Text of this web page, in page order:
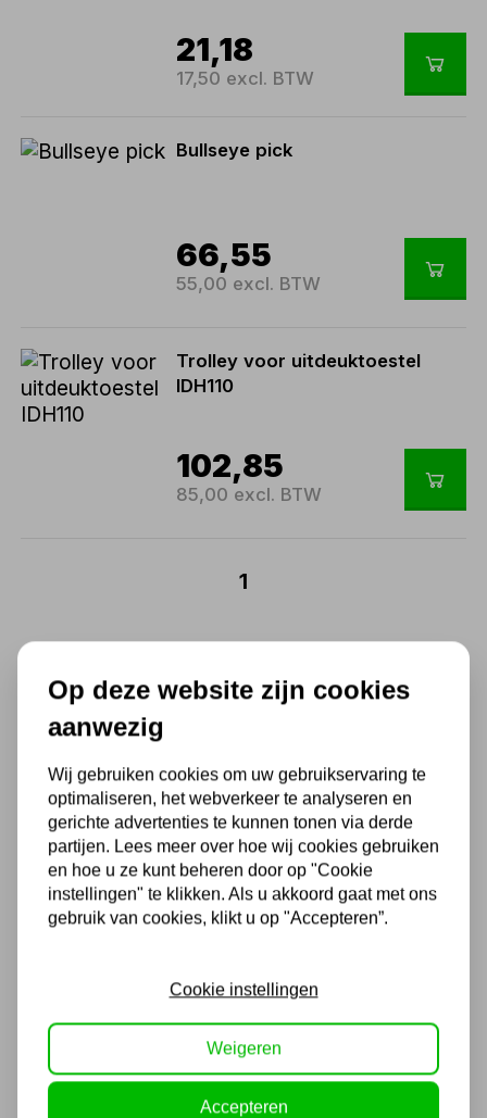
21,18
17,50 excl. BTW
Bullseye pick
66,55
55,00 excl. BTW
Trolley voor uitdeuktoestel
IDH110
102,85
85,00 excl. BTW
1
Kracht en precisie met een
hydraulische uitdeukset
controle nodig. Eenhydraulische uitdeukset
biedt beide. Dankzij de ingebouwde
hydrauliek oefen je gecontroleerd druk uit om
metaal weer in de juiste vorm te brengen.
het rechtzetten van zware constructies.
Veel sets bestaan uit verschillende
drukstukken, verlengbuizen en koppelstukken
Op deze website zijn cookies
aanwezig
Wij gebruiken cookies om uw gebruikservaring te
optimaliseren, het webverkeer te analyseren en
gerichte advertenties te kunnen tonen via derde
partijen. Lees meer over hoe wij cookies gebruiken
en hoe u ze kunt beheren door op "Cookie
instellingen" te klikken. Als u akkoord gaat met ons
gebruik van cookies, klikt u op "Accepteren”.
Cookie instellingen
Weigeren
Accepteren